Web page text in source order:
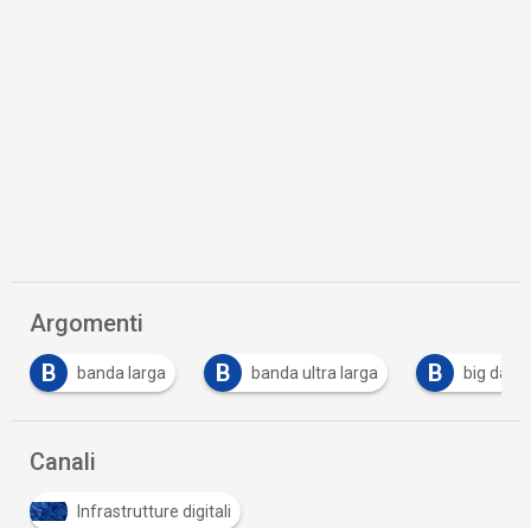
Argomenti
B
banda larga B banda ultra larga B big data
Canali
Infrastrutture digitali